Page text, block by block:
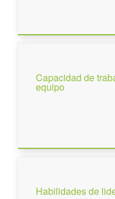
Capacidad de
equipo
Habilidades de